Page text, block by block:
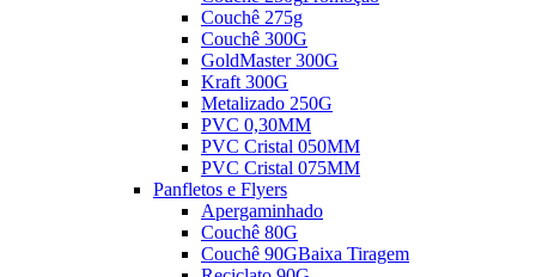
Couchê 275g
Couchê 300G
GoldMaster 300G
Kraft 300G
Metalizado 250G
PVC 0,30MM
PVC Cristal 050MM
PVC Cristal 075MM
Panfletos e Flyers
Apergaminhado
Couchê 80G
Couchê 90GBaixa Tiragem